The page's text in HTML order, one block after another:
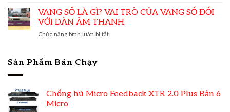
KARAOKE
CƠ
BẢN,
HÁT
VANG SỐ LÀ GÌ? VAI TRÒ CỦA VANG SỐ ĐỐI
VỚI DÀN ÂM THANH.
Chức năng bình luận bị tắtở
CỦA
Sản Phẩm Bán Chạy
Chống hú Micro Feedback XTR 2.0 Plus Bản 6
Micro